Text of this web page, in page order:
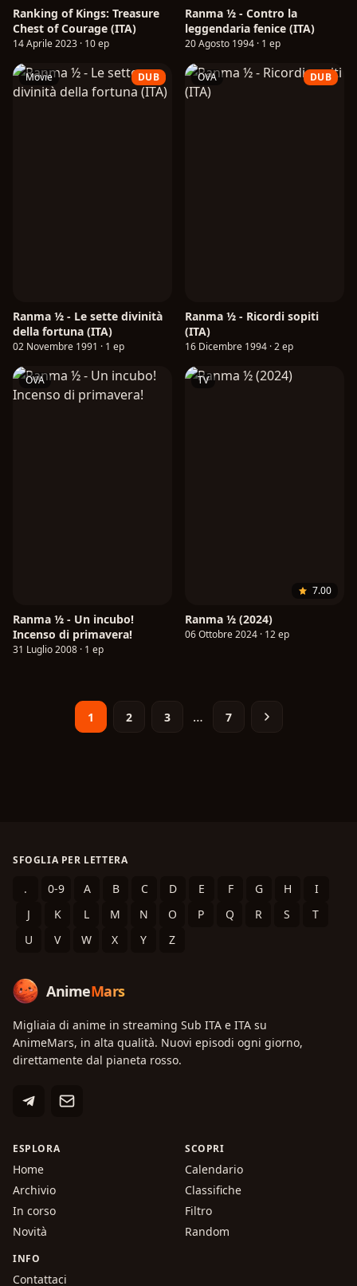
Ranking of Kings: Treasure
Chest of Courage (ITA)
14 Aprile 2023 · 10 ep
Ranma ½ - Contro la
leggendaria fenice (ITA)
20 Agosto 1994 · 1 ep
Movie DUB
Ranma ½ - Le sette divinità
della fortuna (ITA)
02 Novembre 1991 · 1 ep
OVA DUB
Ranma ½ - Ricordi sopiti
(ITA)
16 Dicembre 1994 · 2 ep
OVA
Ranma ½ - Un incubo!
Incenso di primavera!
31 Luglio 2008 · 1 ep
TV
7.00
Ranma ½ (2024)
06 Ottobre 2024 · 12 ep
1 2 3 … 7
SFOGLIA PER LETTERA
. 0-9 A B C D E F G H
I
J
K L M N O P Q R S
T
U
V W X Y Z
AnimeMars
Migliaia di anime in streaming Sub ITA e ITA su
AnimeMars, in alta qualità. Nuovi episodi ogni giorno,
direttamente dal pianeta rosso.
ESPLORA
Home
Archivio
In corso
Novità
SCOPRI
Calendario
Classifiche
Filtro
Random
INFO
Contattaci